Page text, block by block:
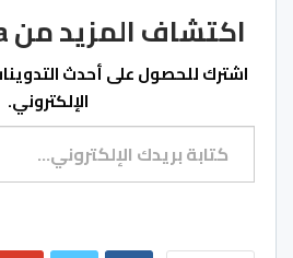
اكتشاف المزيد من azulpress.ma
اشترك للحصول على أحدث
الإلكتروني.
كتابة بريدك الإلكتروني...